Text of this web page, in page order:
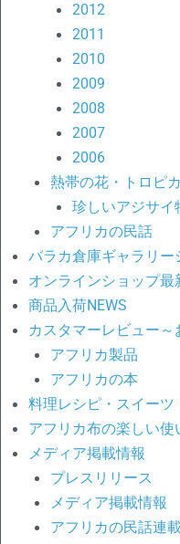
2012
2011
2010
2009
2008
2007
2006
熱帯の花・トロピ
珍しいアジサイ
アフリカの民話
バラカ倉庫ギャラリー
オンラインショップ最
商品入荷NEWS
カスタマーレビュー～
アフリカ製品
アフリカの本
料理レシピ・スイーツ
アフリカ布の楽しい使
メディア掲載情報
プレスリリース
メディア掲載情報
アフリカの民話連